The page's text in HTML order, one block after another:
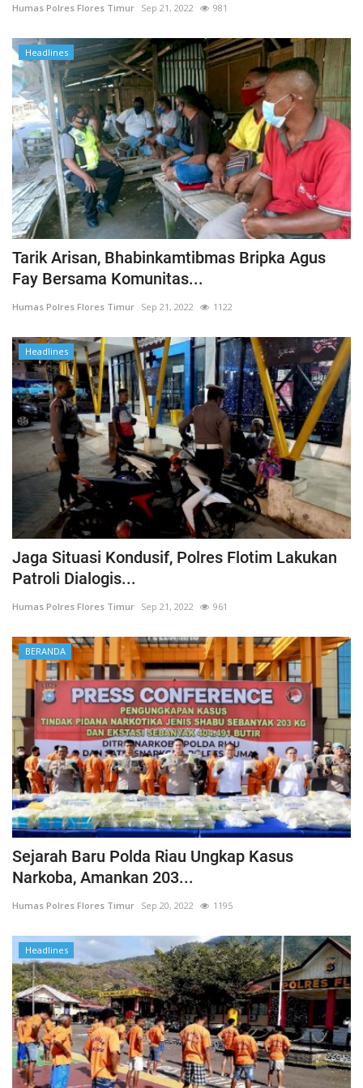
Humas Polres Flores Timur Sep 21, 2022 981
Headlines
Tarik Arisan, Bhabinkamtibmas Bripka Agus
Fay Bersama Komunitas...
Humas Polres Flores Timur Sep 21, 2022 1122
Headlines
Jaga Situasi Kondusif, Polres Flotim Lakukan
Patroli Dialogis...
Humas Polres Flores Timur Sep 21, 2022 961
BERANDA
Sejarah Baru Polda Riau Ungkap Kasus
Narkoba, Amankan 203...
Humas Polres Flores Timur Sep 20, 2022 1195
Headlines